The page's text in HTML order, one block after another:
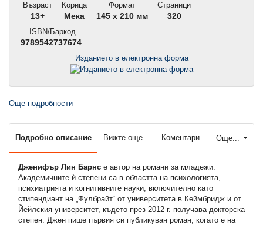
Възраст
13+
Корица
Мека
Формат
145 x 210 мм
Страници
320
ISBN/Баркод
9789542737674
Изданието в електронна форма
Още подробности
Още...
Подробно описание Вижте още... Коментари
Дженифър Лин Барнс е автор на романи за младежи.
Академичните ѝ степени са в областта на психологията,
психиатрията и когнитивните науки, включително като
стипендиант на „Фулбрайт“ от университета в Кеймбридж и от
Йейлския университет, където през 2012 г. получава докторска
степен. Джен пише първия си публикуван роман, когато е на